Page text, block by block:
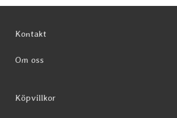
Kontakt
Om oss
Köpvillkor